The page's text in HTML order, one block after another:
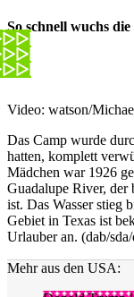
So schnell wuchs
Video: watson/
Das Camp wurde
hatten, komplett
Mädchen war 1926
Guadalupe River, der
ist. Das Wasser stieg
Gebiet in Texas ist
Urlauber an. (dab/
Mehr aus den USA: